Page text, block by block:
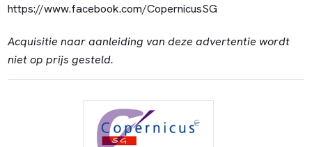
https://www.facebook.com/CopernicusSG
Acquisitie naar aanleiding van deze advertentie wordt
niet op prijs gesteld.